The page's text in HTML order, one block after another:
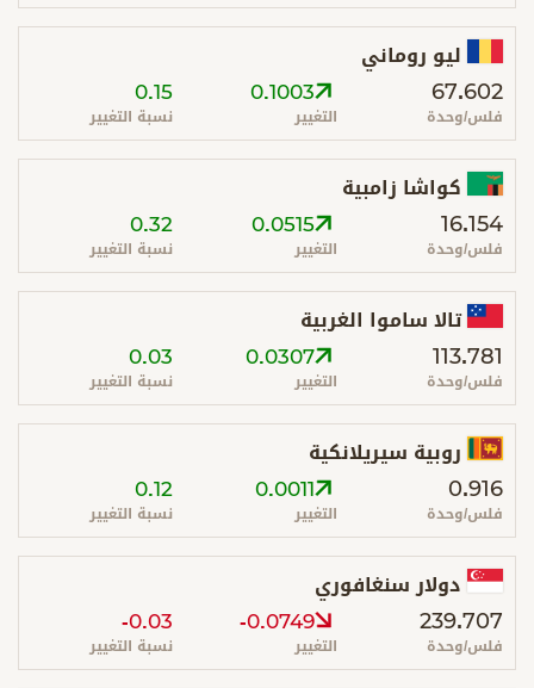
ليو روماني
67.602
فلس/وحدة
0.1003
التغيير
0.15
نسبة التغيير
كواشا زامبية
16.154
فلس/وحدة
0.0515
التغيير
0.32
نسبة التغيير
تالا ساموا الغربية
113.781
فلس/وحدة
0.0307
التغيير
0.03
نسبة التغيير
روبية سيريلانكية
0.916
فلس/وحدة
0.0011
التغيير
0.12
نسبة التغيير
دولار سنغافوري
239.707
فلس/وحدة
-0.0749
التغيير
-0.03
نسبة التغيير